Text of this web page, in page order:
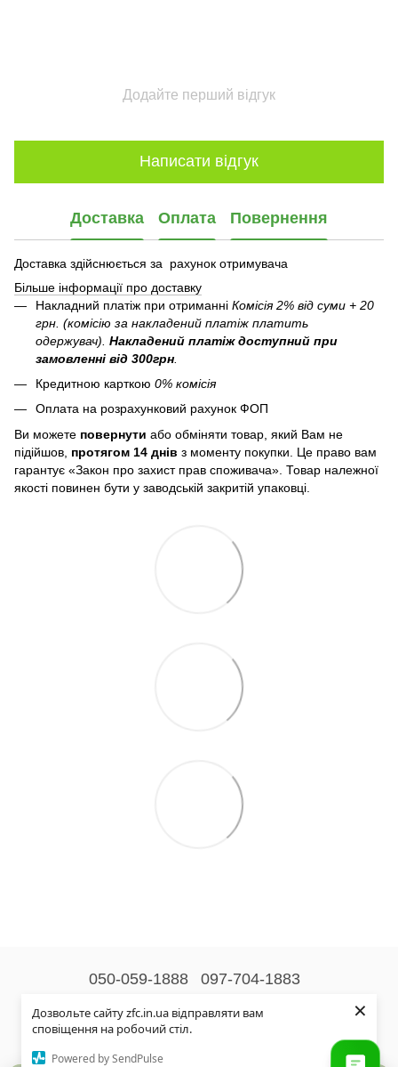
Дозвольте сайту zfc.in.ua відправляти вам
сповіщення на робочий стіл.
Powered by SendPulse
×
Додайте перший відгук
Написати відгук
Доставка Оплата Повернення
Доставка здійснюється за рахунок отримувача
Більше інформації про доставку
Накладний платіж при отриманні Комісія 2% від суми + 20
грн. (комісію за накладений платіж платить
одержувач). Накладений платіж доступний при
замовленні від 300грн
Кредитною карткою 0% комісія
Оплата на розрахунковий рахунок ФОП
Ви можете повернути або обміняти товар, який Вам не
підійшов, протягом 14 днів з моменту покупки. Це право вам
гарантує «Закон про захист прав споживача». Товар належної
якості повинен бути у заводській закритій упаковці.
050-059-1888 097-704-1883
Контактна інформація